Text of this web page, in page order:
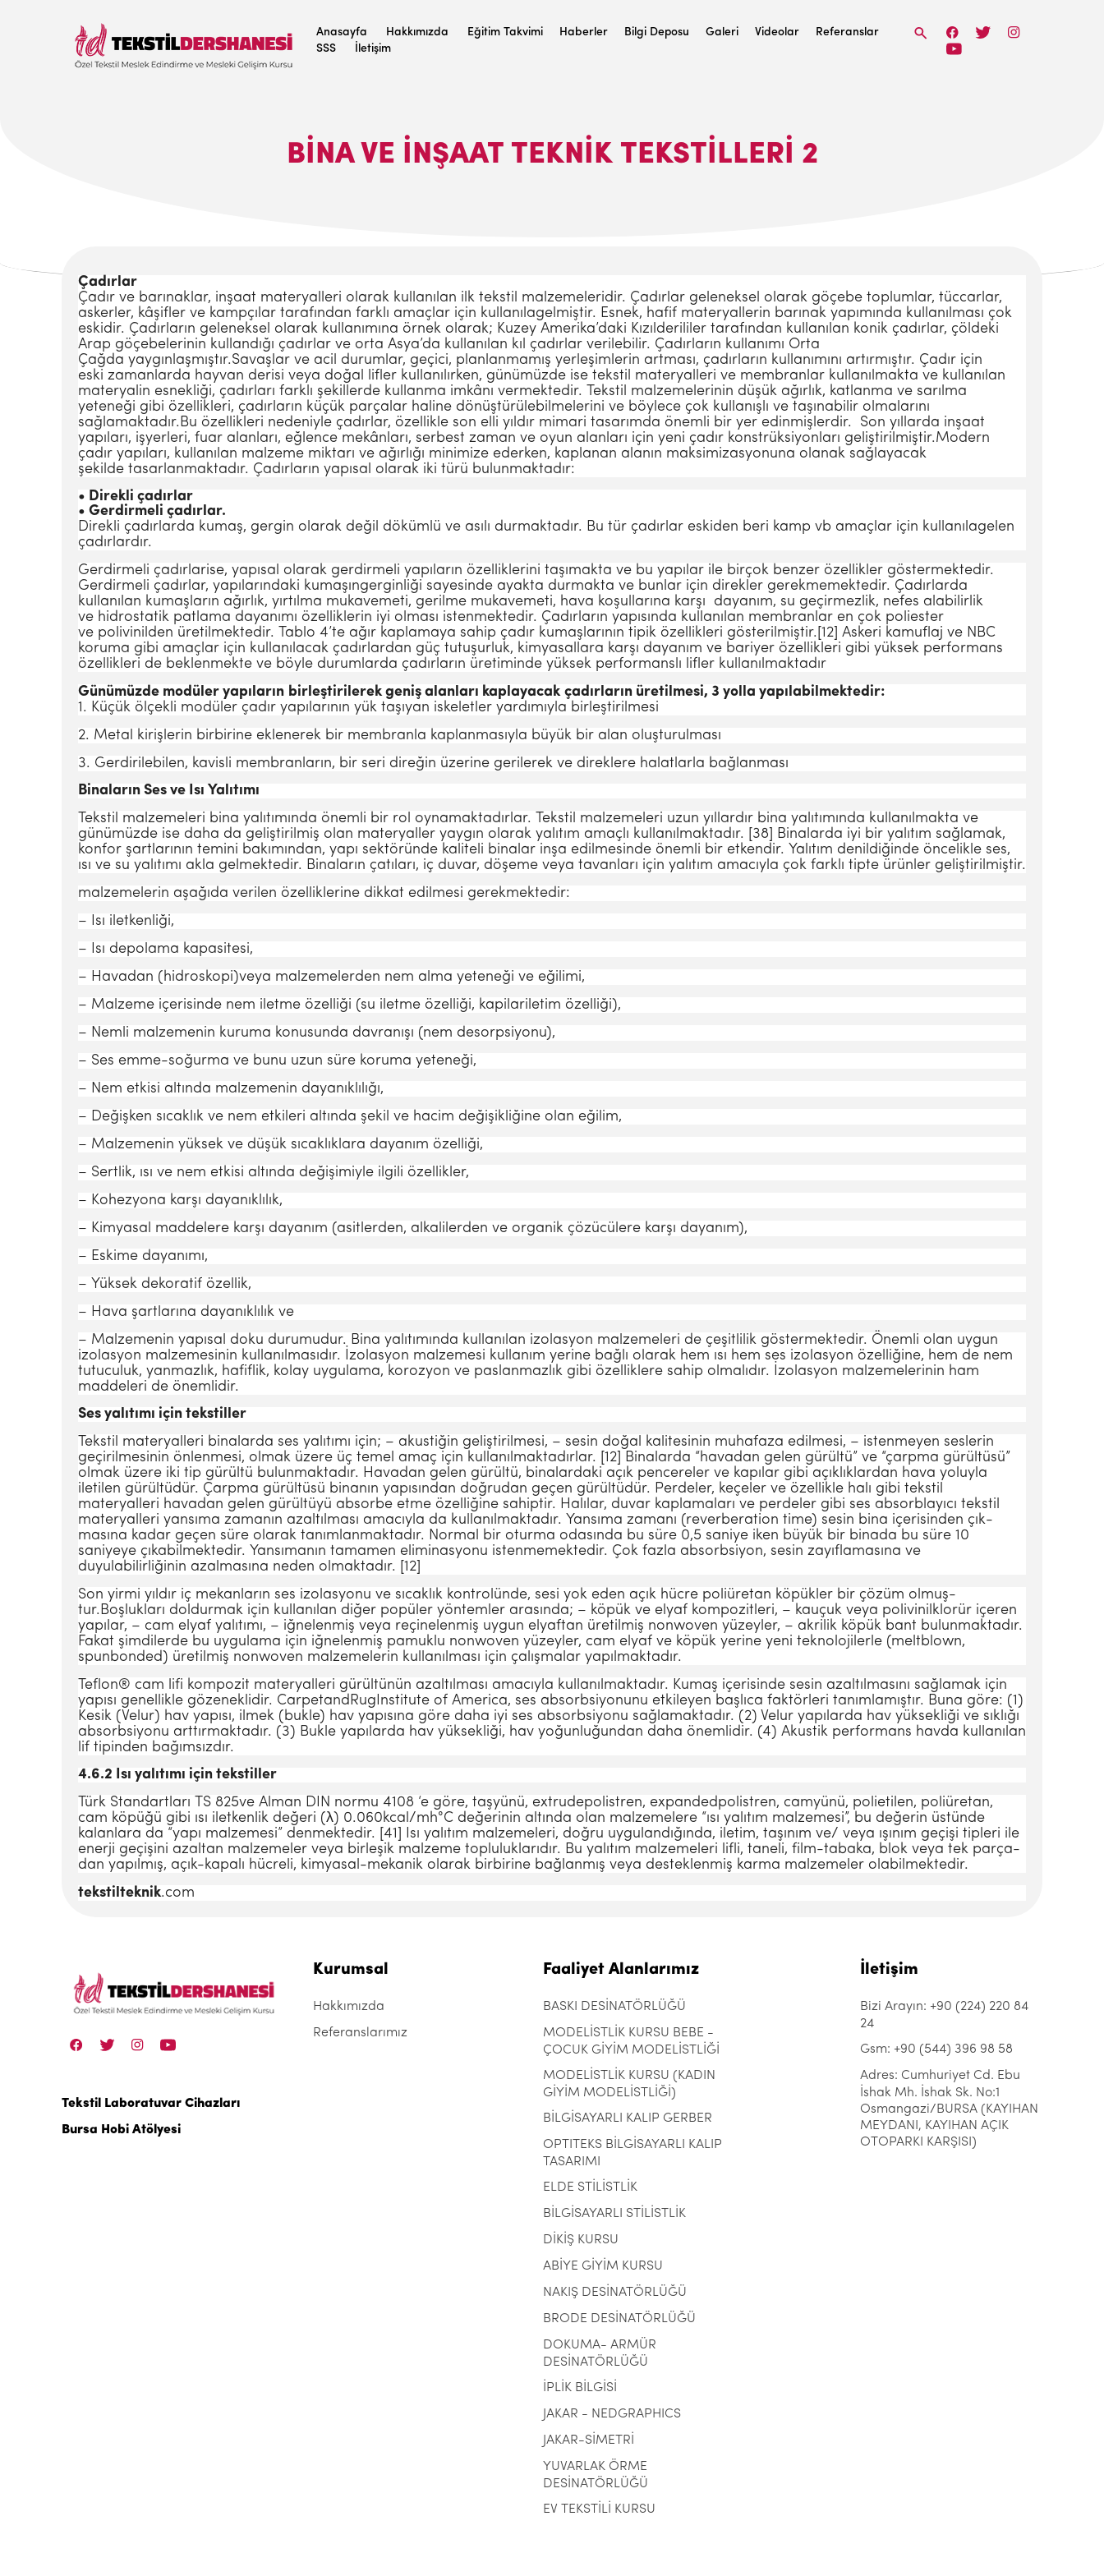
Anasayfa Hakkımızda Eğitim Takvimi Haberler Bilgi Deposu Galeri Videolar
Referanslar
SSS
İletişim
BINA VE INŞAAT TEKNIK TEKSTILLERI 2
Çadırlar
Çadır ve barınaklar, inşaat materyalleri olarak kullanılan ilk tekstil malzemeleridir. Çadırlar geleneksel olarak göçebe toplumlar, tüccarlar,
askerler, kâşifler ve kampçılar tarafından farklı amaçlar için kullanılagelmiştir. Esnek, hafif materyallerin barınak yapımında kullanılması çok
eskidir. Çadırların geleneksel olarak kullanımına örnek olarak; Kuzey Amerika’daki Kızılderililer tarafından kullanılan konik çadırlar, çöldeki
Arap göçebelerinin kullandığı çadırlar ve orta Asya’da kullanılan kıl çadırlar verilebilir. Çadırların kullanımı Orta
Çağda yaygınlaşmıştır.Savaşlar ve acil durumlar, geçici, planlanmamış yerleşimlerin artması, çadırların kullanımını artırmıştır. Çadır için
eski zamanlarda hayvan derisi veya doğal lifler kullanılırken, günümüzde ise tekstil materyalleri ve membranlar kullanılmakta ve kullanılan
materyalin esnekliği, çadırları farklı şekillerde kullanma imkânı vermektedir. Tekstil malzemelerinin düşük ağırlık, katlanma ve sarılma
yeteneği gibi özellikleri, çadırların küçük parçalar haline dönüştürülebilmelerini ve böylece çok kullanışlı ve taşınabilir olmalarını
sağlamaktadır.Bu özellikleri nedeniyle çadırlar, özellikle son elli yıldır mimari tasarımda önemli bir yer edinmişlerdir. Son yıllarda inşaat
yapıları, işyerleri, fuar alanları, eğlence mekânları, serbest zaman ve oyun alanları için yeni çadır konstrüksiyonları geliştirilmiştir.Modern
çadır yapıları, kullanılan malzeme miktarı ve ağırlığı minimize ederken, kaplanan alanın maksimizasyonuna olanak sağlayacak
şekilde tasarlanmaktadır. Çadırların yapısal olarak iki türü bulunmaktadır:
• Direkli çadırlar
• Gerdirmeli çadırlar.
Direkli çadırlarda kumaş, gergin olarak değil dökümlü ve asılı durmaktadır. Bu tür çadırlar eskiden beri kamp vb amaçlar için kullanılagelen
çadırlardır.
Gerdirmeli çadırlarise, yapısal olarak gerdirmeli yapıların özelliklerini taşımakta ve bu yapılar ile birçok benzer özellikler göstermektedir.
Gerdirmeli çadırlar, yapılarındaki kumaşıngerginliği sayesinde ayakta durmakta ve bunlar için direkler gerekmemektedir. Çadırlarda
kullanılan kumaşların ağırlık, yırtılma mukavemeti, gerilme mukavemeti, hava koşullarına karşı dayanım, su geçirmezlik, nefes alabilirlik
ve hidrostatik patlama dayanımı özelliklerin iyi olması istenmektedir. Çadırların yapısında kullanılan membranlar en çok poliester
ve polivinilden üretilmektedir. Tablo 4’te ağır kaplamaya sahip çadır kumaşlarının tipik özellikleri gösterilmiştir.[12] Askeri kamuflaj ve NBC
koruma gibi amaçlar için kullanılacak çadırlardan güç tutuşurluk, kimyasallara karşı dayanım ve bariyer özellikleri gibi yüksek performans
özellikleri de beklenmekte ve böyle durumlarda çadırların üretiminde yüksek performanslı lifler kullanılmaktadır
Günümüzde modüler yapıların birleştirilerek geniş alanları kaplayacak çadırların üretilmesi, 3 yolla yapılabilmektedir:
1. Küçük ölçekli modüler çadır yapılarının yük taşıyan iskeletler yardımıyla birleştirilmesi
2. Metal kirişlerin birbirine eklenerek bir membranla kaplanmasıyla büyük bir alan oluşturulması
3. Gerdirilebilen, kavisli membranların, bir seri direğin üzerine gerilerek ve direklere halatlarla bağlanması
Binaların Ses ve Isı Yalıtımı
Tekstil malzemeleri bina yalıtımında önem­li bir rol oynamaktadırlar. Tekstil malze­meleri uzun yıllardır bina yalıtımında kul­lanılmakta ve
günümüzde ise daha da geliştirilmiş olan materyaller yaygın olarak yalıtım amaçlı kullanılmaktadır. [38] Bina­larda iyi bir yalıtım sağlamak,
konfor şart­larının temini bakımından, yapı sektörün­de kaliteli binalar inşa edilmesinde önemli bir etkendir. Yalıtım denildiğinde öncelik­le ses,
ısı ve su yalıtımı akla gelmektedir. Binaların çatıları, iç duvar, döşeme veya tavanları için yalıtım amacıyla çok farklı tipte ürünler geliştirilmiştir.
malzemelerin aşağıda verilen özellik­lerine dikkat edilmesi gerekmektedir:
– Isı iletkenliği,
– Isı depolama kapasitesi,
– Ha­vadan (hidroskopi)veya malzemelerden nem alma yeteneği ve eğilimi,
– Malze­me içerisinde nem iletme özelliği (su ilet­me özelliği, kapilariletim özelliği),
– Nemli malzemenin kuruma konusunda davranışı (nem desorpsiyonu),
– Ses emme-soğur­ma ve bunu uzun süre koruma yeteneği,
– Nem etkisi altında malzemenin daya­nıklılığı,
– Değişken sıcaklık ve nem etkileri altında şekil ve hacim değişikliğine olan eğilim,
– Malzemenin yüksek ve düşük sı­caklıklara dayanım özelliği,
– Sertlik, ısı ve nem etkisi altında değişimiyle ilgili özellik­ler,
– Kohezyona karşı dayanıklılık,
– Kimya­sal maddelere karşı dayanım (asitlerden, alkalilerden ve organik çözücülere karşı dayanım),
– Eskime dayanımı,
– Yüksek de­koratif özellik,
– Hava şartlarına dayanıklılık ve
– Malzemenin yapısal doku durumudur. Bina yalıtımında kullanılan izolasyon malzemeleri de çeşitlilik göstermektedir. Önemli olan uygun
izolasyon malzeme­sinin kullanılmasıdır. İzolasyon malzemesi kullanım yerine bağlı olarak hem ısı hem ses izolasyon özelliğine, hem de nem
tutu­culuk, yanmazlık, hafiflik, kolay uygulama, korozyon ve paslanmazlık gibi özelliklere sahip olmalıdır. İzolasyon malzemelerinin ham
maddeleri de önemlidir.
Ses yalıtımı için tekstiller
Tekstil materyalleri binalarda ses yalıtımı için; – akustiğin geliştirilmesi, – sesin do­ğal kalitesinin muhafaza edilmesi, – isten­meyen seslerin
geçirilmesinin önlenmesi, olmak üzere üç temel amaç için kullanıl­maktadırlar. [12] Binalarda “havadan ge­len gürültü” ve “çarpma gürültüsü”
olmak üzere iki tip gürültü bulunmaktadır. Hava­dan gelen gürültü, binalardaki açık pen­cereler ve kapılar gibi açıklıklardan hava yoluyla
iletilen gürültüdür. Çarpma gürül­tüsü binanın yapısından doğrudan geçen gürültüdür. Perdeler, keçeler ve özellikle halı gibi tekstil
materyalleri havadan ge­len gürültüyü absorbe etme özelliğine sa­hiptir. Halılar, duvar kaplamaları ve perde­ler gibi ses absorblayıcı tekstil
materyalleri yansıma zamanın azaltılması amacıyla da kullanılmaktadır. Yansıma zamanı (rever­beration time) sesin bina içerisinden çık­
masına kadar geçen süre olarak tanım­lanmaktadır. Normal bir oturma odasında bu süre 0,5 saniye iken büyük bir binada bu süre 10
saniyeye çıkabilmektedir. Yan­sımanın tamamen eliminasyonu istenme­mektedir. Çok fazla absorbsiyon, sesin zayıflamasına ve
duyulabilirliğinin azal­masına neden olmaktadır. [12]
Son yirmi yıldır iç mekanların ses izolasyonu ve sıcaklık kontrolünde, sesi yok eden açık hücre poliüretan köpükler bir çözüm olmuş­
tur.Boşlukları doldurmak için kullanılan diğer popüler yöntemler arasında; – köpük ve el­yaf kompozitleri, – kauçuk veya polivinilklo­rür içeren
yapılar, – cam elyaf yalıtımı, – iğ­nelenmiş veya reçinelenmiş uygun elyaftan üretilmiş nonwoven yüzeyler, – akrilik köpük bant bulunmaktadır.
Fakat şimdilerde bu uygulama için iğnelenmiş pamuklu nonwo­ven yüzeyler, cam elyaf ve köpük yerine yeni teknolojilerle (meltblown,
spunbonded) üre­tilmiş nonwoven malzemelerin kullanılması için çalışmalar yapılmaktadır.
Teflon® cam lifi kompozit materyalleri gü­rültünün azaltılması amacıyla kullanılmak­tadır. Kumaş içerisinde sesin azaltılmasını sağlamak için
yapısı genellikle gözeneklidir. CarpetandRugInstitute of America, ses ab­sorbsiyonunu etkileyen başlıca faktörleri ta­nımlamıştır. Buna göre: (1)
Kesik (Velur) hav yapısı, ilmek (bukle) hav yapısına göre daha iyi ses absorbsiyonu sağlamaktadır. (2) Velur yapılarda hav yüksekliği ve sıklığı
absorbsi­yonu arttırmaktadır. (3) Bukle yapılarda hav yüksekliği, hav yoğunluğundan daha önem­lidir. (4) Akustik performans havda kullanılan
lif tipinden bağımsızdır.
4.6.2 Isı yalıtımı için tekstiller
Türk Standartları TS 825ve Alman DIN normu 4108 ‘e göre, taşyünü, extrudepolistren, ex­pandedpolistren, camyünü, polietilen, poli­üretan,
cam köpüğü gibi ısı iletkenlik değeri (λ) 0.060kcal/mh°C değerinin altında olan malzemelere “ısı yalıtım malzemesi”, bu de­ğerin üstünde
kalanlara da “yapı malzeme­si” denmektedir. [41] Isı yalıtım malzemeleri, doğru uygulandığında, iletim, taşınım ve/ veya ışınım geçişi tipleri ile
enerji geçişini azaltan malzemeler veya birleşik malzeme topluluklarıdır. Bu yalıtım malzemeleri lifli, taneli, film-tabaka, blok veya tek parça­
dan yapılmış, açık-kapalı hücreli, kimyasal-mekanik olarak birbirine bağlanmış veya desteklenmiş karma malzemeler olabil­mektedir.
tekstilteknik.com
Tekstil Laboratuvar Cihazları
Bursa Hobi Atölyesi
Kurumsal
Hakkımızda
Referanslarımız
Faaliyet Alanlarımız
BASKI DESİNATÖRLÜĞÜ
MODELİSTLİK KURSU BEBE -
ÇOCUK GİYİM MODELİSTLİĞİ
MODELİSTLİK KURSU (KADIN
GİYİM MODELİSTLİĞİ)
BİLGİSAYARLI KALIP GERBER
OPTITEKS BİLGİSAYARLI KALIP
TASARIMI
ELDE STİLİSTLİK
BİLGİSAYARLI STİLİSTLİK
DİKİŞ KURSU
ABİYE GİYİM KURSU
NAKIŞ DESİNATÖRLÜĞÜ
BRODE DESİNATÖRLÜĞÜ
DOKUMA- ARMÜR
DESİNATÖRLÜĞÜ
İPLİK BİLGİSİ
JAKAR - NEDGRAPHICS
JAKAR-SİMETRİ
YUVARLAK ÖRME
DESİNATÖRLÜĞÜ
EV TEKSTİLİ KURSU
İletişim
Bizi Arayın: +90 (224) 220 84
24
Gsm: +90 (544) 396 98 58
Adres: Cumhuriyet Cd. Ebu
İshak Mh. İshak Sk. No:1
Osmangazi/BURSA (KAYIHAN
MEYDANI, KAYIHAN AÇIK
OTOPARKI KARŞISI)